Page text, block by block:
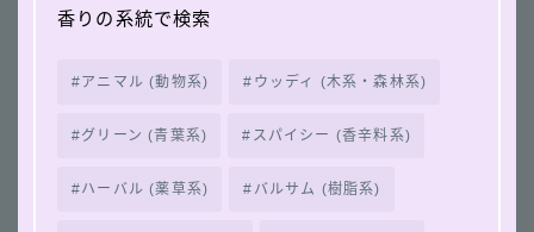
香りの系統で検索
アニマル (動物系) ウッディ (木系・森林系)
グリーン (青葉系) スパイシー (香辛料系)
ハーバル (薬草系) バルサム (樹脂系)